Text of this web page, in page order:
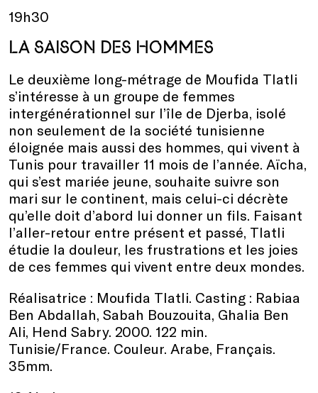
19h30
LA SAISON DES HOMMES
Le deuxième long-métrage de Moufida Tlatli
s’intéresse à un groupe de femmes
intergénérationnel sur l’île de Djerba, isolé
non seulement de la société tunisienne
éloignée mais aussi des hommes, qui vivent à
Tunis pour travailler 11 mois de l’année. Aïcha,
qui s’est mariée jeune, souhaite suivre son
mari sur le continent, mais celui-ci décrète
qu’elle doit d’abord lui donner un fils. Faisant
l’aller-retour entre présent et passé, Tlatli
étudie la douleur, les frustrations et les joies
de ces femmes qui vivent entre deux mondes.
Réalisatrice : Moufida Tlatli. Casting : Rabiaa
Ben Abdallah, Sabah Bouzouita, Ghalia Ben
Ali, Hend Sabry. 2000. 122 min.
Tunisie/France. Couleur. Arabe, Français.
35mm.